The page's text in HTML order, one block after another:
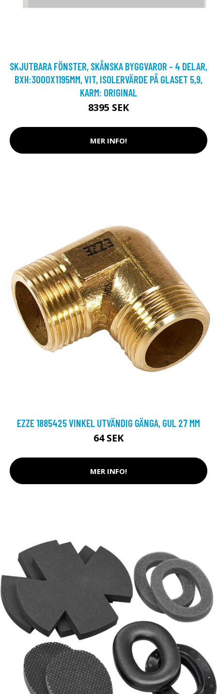
SKJUTBARA FÖNSTER, SKÅNSKA BYGGVAROR - 4 DELAR,
BXH:3000X1195MM, VIT, ISOLERVÄRDE PÅ GLASET 5,9,
KARM: ORIGINAL
8395 SEK
MER INFO!
EZZE 1885425 VINKEL UTVÄNDIG GÄNGA, GUL 27 MM
64 SEK
MER INFO!